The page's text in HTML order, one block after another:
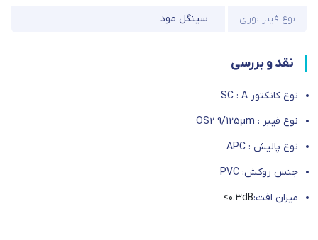
نوع فیبر نوری
سینگل مود
نقد و بررسی
نوع کانکتور SC : A
نوع فیبر : OS2 9/125μm
نوع پالیش : APC
جنس روکش: PVC
میزان افت:0.3dB≥